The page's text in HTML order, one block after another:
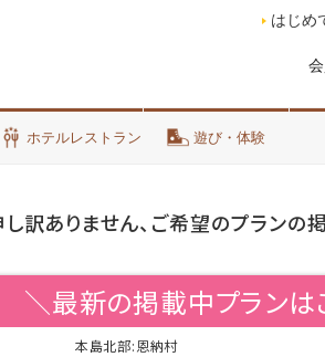
はじめ
ホテルレストラン 遊び・体験
訳ありません、ご希望のプランの
＼最新の掲載中プランは
本島北部:恩納村